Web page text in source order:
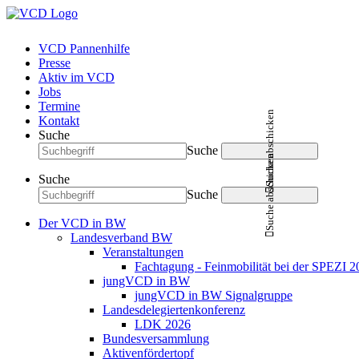
VCD Pannenhilfe
Presse
Aktiv im VCD
Jobs
Termine
Kontakt
Suche
Suche
Suche abschicken
Suche
Suche
Suche abschicken
Der VCD in BW
Landesverband BW
Veranstaltungen
Fachtagung - Feinmobilität bei der SPEZI
jungVCD in BW
jungVCD in BW Signalgruppe
Landesdelegiertenkonferenz
LDK 2026
Bundesversammlung
Aktivenfördertopf